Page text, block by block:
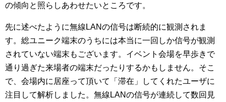
の傾向と照らしあわせたいところです。
先に述べたように無線LANの信号は断続的に観測されま
す。総ユニーク端末のうちには本当に一回しか信号が観測
されていない端末もございます。イベント会場を早歩きで
通り過ぎた来場者の端末だったりするかもしません。そこ
で、会場内に居座って頂いて「滞在」してくれたユーザに
注目して解析しました。無線LANの信号が連続して数回見